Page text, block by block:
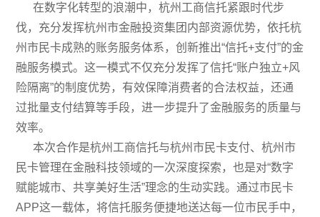
在数字化转型的浪潮中，杭州工商信托紧跟时代步
伐，充分发挥杭州市金融投资集团内部资源优势，依托杭
州市民卡成熟的账务服务体系，创新推出“信托+支付”的金
融服务模式。这一模式不仅充分发挥了信托“账户独立+风
险隔离”的制度优势，有效保障消费者的合法权益，还通
过批量支付结算等手段，进一步提升了金融服务的质量与
效率。
本次合作是杭州工商信托与杭州市民卡支付、杭州市
民卡管理在金融科技领域的一次深度探索，也是对“数字
赋能城市、共享美好生活”理念的生动实践。通过市民卡
APP这一载体，将信托服务便捷地送达每一位市民手中，